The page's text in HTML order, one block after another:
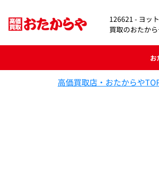
126621 - ヨッ
買取のおたか
お
高価買取店・おたからや